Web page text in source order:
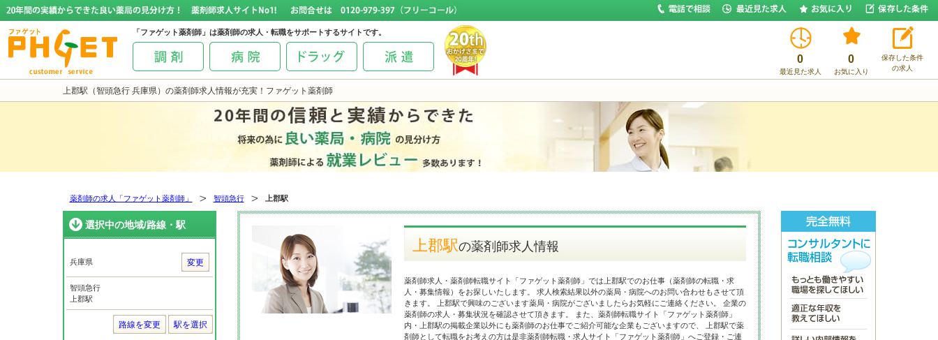
上郡駅（智頭急行 兵庫県）の薬剤師求人情報が充実！ファゲット薬剤師
「ファゲット薬剤師」は薬剤師の求人・転職をサポートするサイトです。
0
最近見た求人
0
お気に入り
保存した条件
の求人
薬剤師の求人「ファゲット薬剤師」 智頭急行 上郡駅
選択中の地域/路線・駅
兵庫県 変更
智頭急行
上郡駅
路線を変更 駅を選択
上郡駅の薬剤師求人情報
薬剤師求人・薬剤師転職サイト「ファゲット薬剤師」では上郡駅でのお仕事（薬剤師の転職・求
人・募集情報）をお探しいたします。 求人検索結果以外の薬局・病院へのお問い合わせもさせて頂
きます。 上郡駅で興味のございます薬局・病院がございましたらお気軽にご連絡ください。 企業の
薬剤師の求人・募集状況を確認させて頂きます。 また、薬剤師転職サイト「ファゲット薬剤師」
内・上郡駅の掲載企業以外にも薬剤師のお仕事でご紹介可能な企業もございますので、 上郡駅で薬
剤師として転職をお考えの方は是非薬剤師転職・求人サイト「ファゲット薬剤師」へご登録・ご連